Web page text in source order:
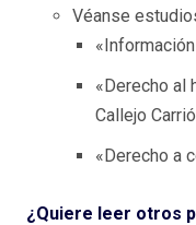
Véanse
«Derecho al
Callejo
«Derecho a
¿Quiere leer otros